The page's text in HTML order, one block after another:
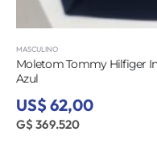
Feminina KG0KG03520-